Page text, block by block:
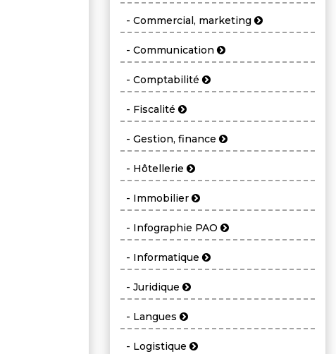
- Commercial, marketing
- Communication
- Comptabilité
- Fiscalité
- Gestion, finance
- Hôtellerie
- Immobilier
- Infographie PAO
- Informatique
- Juridique
- Langues
- Logistique